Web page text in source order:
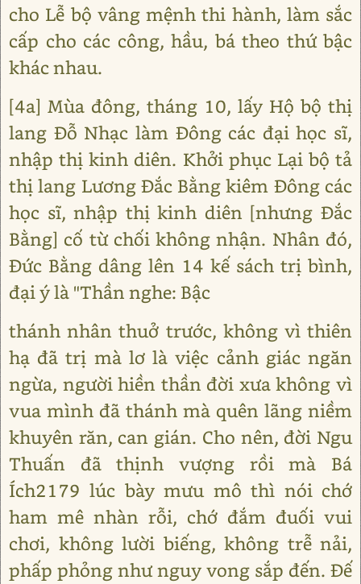
cho Lễ bộ vâng mệnh thi hành, làm sắc
cấp cho các công, hầu, bá theo thứ bậc
khác nhau.
[4a] Mùa đông, tháng 10, lấy Hộ bộ thị
lang Đỗ Nhạc làm Đông các đại học sĩ,
nhập thị kinh diên. Khởi phục Lại bộ tả
thị lang Lương Đắc Bằng kiêm Đông các
học sĩ, nhập thị kinh diên [nhưng Đắc
Bằng] cố từ chối không nhận. Nhân đó,
Đức Bằng dâng lên 14 kế sách trị bình,
đại ý là "Thần nghe: Bậc
thánh nhân thuở trước, không vì thiên
hạ đã trị mà lơ là việc cảnh giác ngăn
ngừa, người hiền thần đời xưa không vì
vua mình đã thánh mà quên lãng niềm
khuyên răn, can gián. Cho nên, đời Ngu
Thuấn đã thịnh vượng rồi mà Bá
Ích2179 lúc bày mưu mô thì nói chớ
ham mê nhàn rỗi, chớ đắm đuối vui
chơi, không lười biếng, không trễ nải,
phấp phỏng như nguy vong sắp đến. Đế